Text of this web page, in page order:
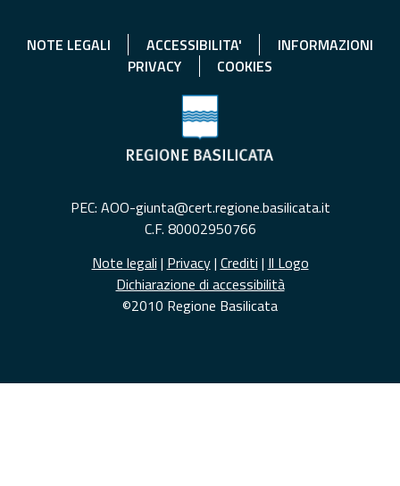
NOTE LEGALI ACCESSIBILITA'
INFORMAZIONI
PRIVACY
COOKIES
PEC: AOO-giunta@cert.regione.basilicata.it
C.F. 80002950766
Note legali | Privacy| Crediti | Il Logo
Dichiarazione di accessibilità
©2010 Regione Basilicata